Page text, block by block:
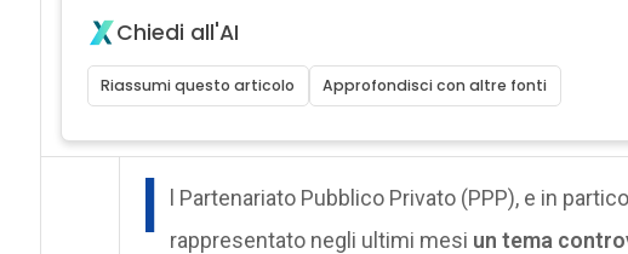
Chiedi all'AI
Riassumi questo articolo Approfondisci con altre fonti
I
l Partenariato Pubblico Privato (PPP), e in
rappresentato negli ultimi mesi un tema